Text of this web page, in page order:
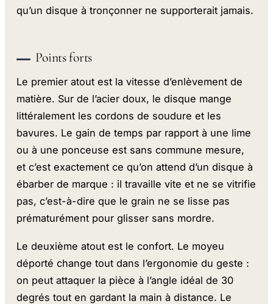
qu’un disque à tronçonner ne supporterait jamais.
Points forts
Le premier atout est la vitesse d’enlèvement de
matière. Sur de l’acier doux, le disque mange
littéralement les cordons de soudure et les
bavures. Le gain de temps par rapport à une lime
ou à une ponceuse est sans commune mesure,
et c’est exactement ce qu’on attend d’un disque à
ébarber de marque : il travaille vite et ne se vitrifie
pas, c’est-à-dire que le grain ne se lisse pas
prématurément pour glisser sans mordre.
Le deuxième atout est le confort. Le moyeu
déporté change tout dans l’ergonomie du geste :
on peut attaquer la pièce à l’angle idéal de 30
degrés tout en gardant la main à distance. Le